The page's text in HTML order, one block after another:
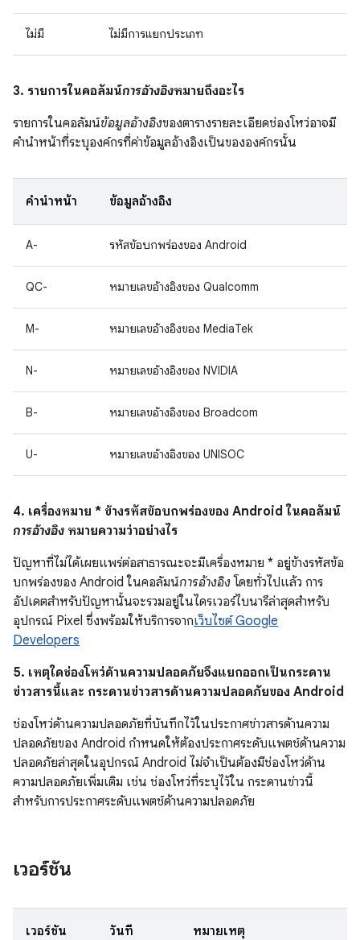
ไม่มี ไม่มีการแยกประเภท
3. รายการในคอลัมน์การอ้างอิงหมายถึงอะไร
รายการในคอลัมน์ข้อมูลอ้างอิงของตารางรายละเอียดช่องโหว่อาจมี
คำนำหน้าที่ระบุองค์กรที่ค่าข้อมูลอ้างอิงเป็นขององค์กรนั้น
คำนำหน้า ข้อมูลอ้างอิง
A- รหัสข้อบกพร่องของ Android
QC- หมายเลขอ้างอิงของ Qualcomm
M- หมายเลขอ้างอิงของ MediaTek
N- หมายเลขอ้างอิงของ NVIDIA
B- หมายเลขอ้างอิงของ Broadcom
U- หมายเลขอ้างอิงของ UNISOC
4. เครื่องหมาย * ข้างรหัสข้อบกพร่องของ Android ในคอลัมน์
การอ้างอิง หมายความว่าอย่างไร
ปัญหาที่ไม่ได้เผยแพร่ต่อสาธารณะจะมีเครื่องหมาย * อยู่ข้างรหัสข้อ
บกพร่องของ Android ในคอลัมน์การอ้างอิง โดยทั่วไปแล้ว การ
อัปเดตสำหรับปัญหานั้นจะรวมอยู่ในไดรเวอร์ไบนารีล่าสุดสำหรับ
อุปกรณ์ Pixel ซึ่งพร้อมให้บริการจากเว็บไซต์ Google
Developers
5. เหตุใดช่องโหว่ด้านความปลอดภัยจึงแยกออกเป็นกระดาน
ข่าวสารนี้และ กระดานข่าวสารด้านความปลอดภัยของ Android
ช่องโหว่ด้านความปลอดภัยที่บันทึกไว้ในประกาศข่าวสารด้านความ
ปลอดภัยของ Android กำหนดให้ต้องประกาศระดับแพตช์ด้านความ
ปลอดภัยล่าสุดในอุปกรณ์ Android ไม่จำเป็นต้องมีช่องโหว่ด้าน
ความปลอดภัยเพิ่มเติม เช่น ช่องโหว่ที่ระบุไว้ใน กระดานข่าวนี้
สำหรับการประกาศระดับแพตช์ด้านความปลอดภัย
เวอร์ชัน
เวอร์ชัน วันที่ หมายเหตุ